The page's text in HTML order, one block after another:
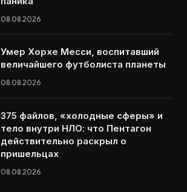
08.08.2026
Умер Хорхе Месси, воспитавший
величайшего футболиста планеты
08.08.2026
375 файлов, «холодные сферы» и
тело внутри НЛО: что Пентагон
действительно раскрыл о
пришельцах
08.08.2026